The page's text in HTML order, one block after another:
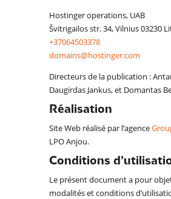
Hostinger operations, UAB
Švitrigailos str. 34, Vilnius 03230
+37064503378
domains@hostinger.com
Directeurs de la publication :
Daugirdas Jankus, et Domantas
Réalisation
Site Web réalisé par l’agence
LPO Anjou.
Conditions
Le présent document a pour
modalités et conditions